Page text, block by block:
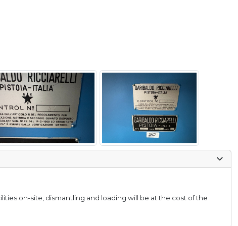
on-site, dismantling and loading will be at the cost of the